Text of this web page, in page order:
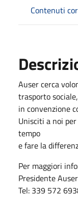
Contenuti
Auser cerca
trasporto sociale,
in convenzione
Unisciti a noi
tempo
e fare la
Per maggiori
Presidente
Tel: 339 572